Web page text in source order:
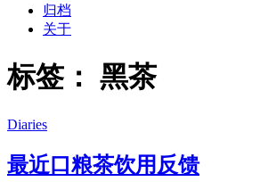
归档
关于
标签： 黑茶
Diaries
最近口粮茶饮用反馈